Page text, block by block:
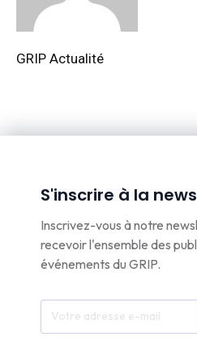
GRIP Actualité
S'inscrire à la
Inscrivez-vous à notre
recevoir l'ensemble des
événements du GRIP.